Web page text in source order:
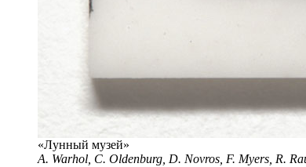
«Лунный музей»
A. Warhol, C. Oldenburg, D. Novros, F. Myers, R.